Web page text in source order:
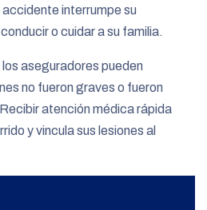
interrumpe su
o cuidar a su familia.
aseguradores pueden
no fueron graves o fueron
atención médica rápida
y vincula sus lesiones al